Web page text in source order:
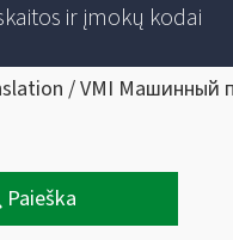
ir įmokų kodai
/ VMI Машинный
Paieška